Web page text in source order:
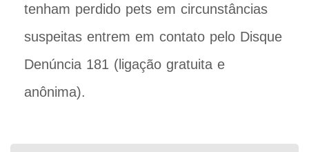
tenham perdido pets em circunstâncias
suspeitas entrem em contato pelo Disque
Denúncia 181 (ligação gratuita e
anônima).